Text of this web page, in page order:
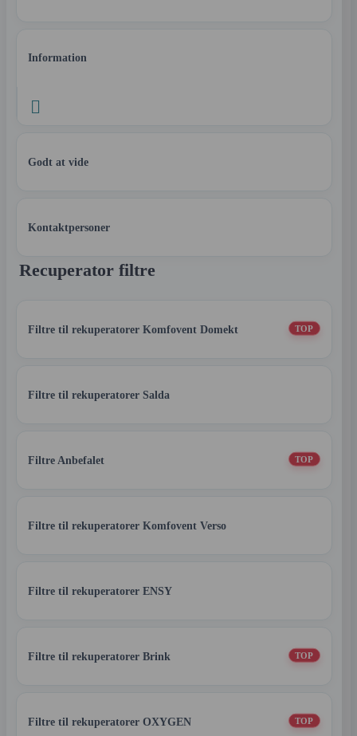
Information

Godt at vide
Kontaktpersoner
Recuperator filtre
Filtre til rekuperatorer Komfovent Domekt TOP
Filtre til rekuperatorer Salda
Filtre Anbefalet TOP
Filtre til rekuperatorer Komfovent Verso
Filtre til rekuperatorer ENSY
Filtre til rekuperatorer Brink TOP
Filtre til rekuperatorer OXYGEN TOP